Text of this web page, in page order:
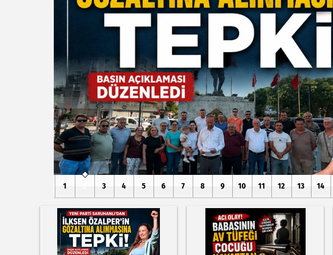
1 3 4 5 6 7 8 9 10 11 12 13 14